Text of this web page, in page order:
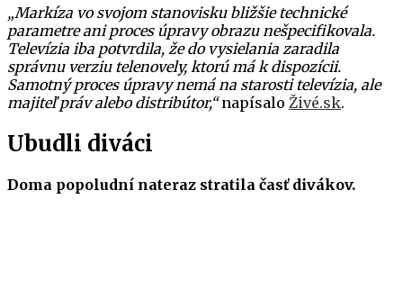
„Markíza vo svojom stanovisku bližšie technické
parametre ani proces úpravy obrazu nešpecifikovala.
Televízia iba potvrdila, že do vysielania zaradila
správnu verziu telenovely, ktorú má k dispozícii.
Samotný proces úpravy nemá na starosti televízia, ale
majiteľ práv alebo distribútor,“napísalo Živé.sk.
Ubudli diváci
Doma popoludní nateraz stratila časť divákov.